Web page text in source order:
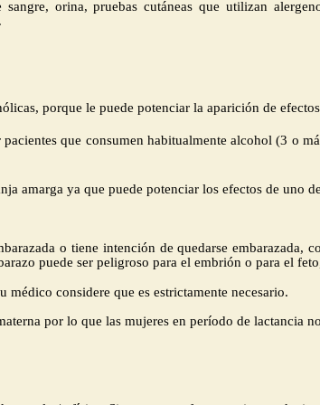
orina, pruebas cutáneas que utilizan
porque le puede potenciar la aparición de
que consumen habitualmente alcohol (3 o
amarga ya que puede potenciar los efectos de uno
o tiene intención de quedarse embarazada,
puede ser peligroso para el embrión o para el
médico considere que es estrictamente necesario.
por lo que las mujeres en período de lactancia